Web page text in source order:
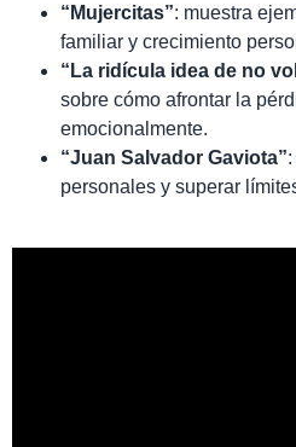
“Mujercitas”: muestra
familiar y crecimiento
“La ridícula idea de no
sobre cómo afrontar la
emocionalmente.
“Juan Salvador Gaviota”
personales y superar